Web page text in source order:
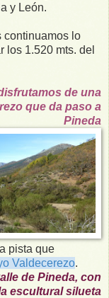
y León.
continuamos lo
los 1.520 mts. del
de una
que da paso a
Pineda
pista que
Valdecerezo.
de Pineda, con
escultural silueta